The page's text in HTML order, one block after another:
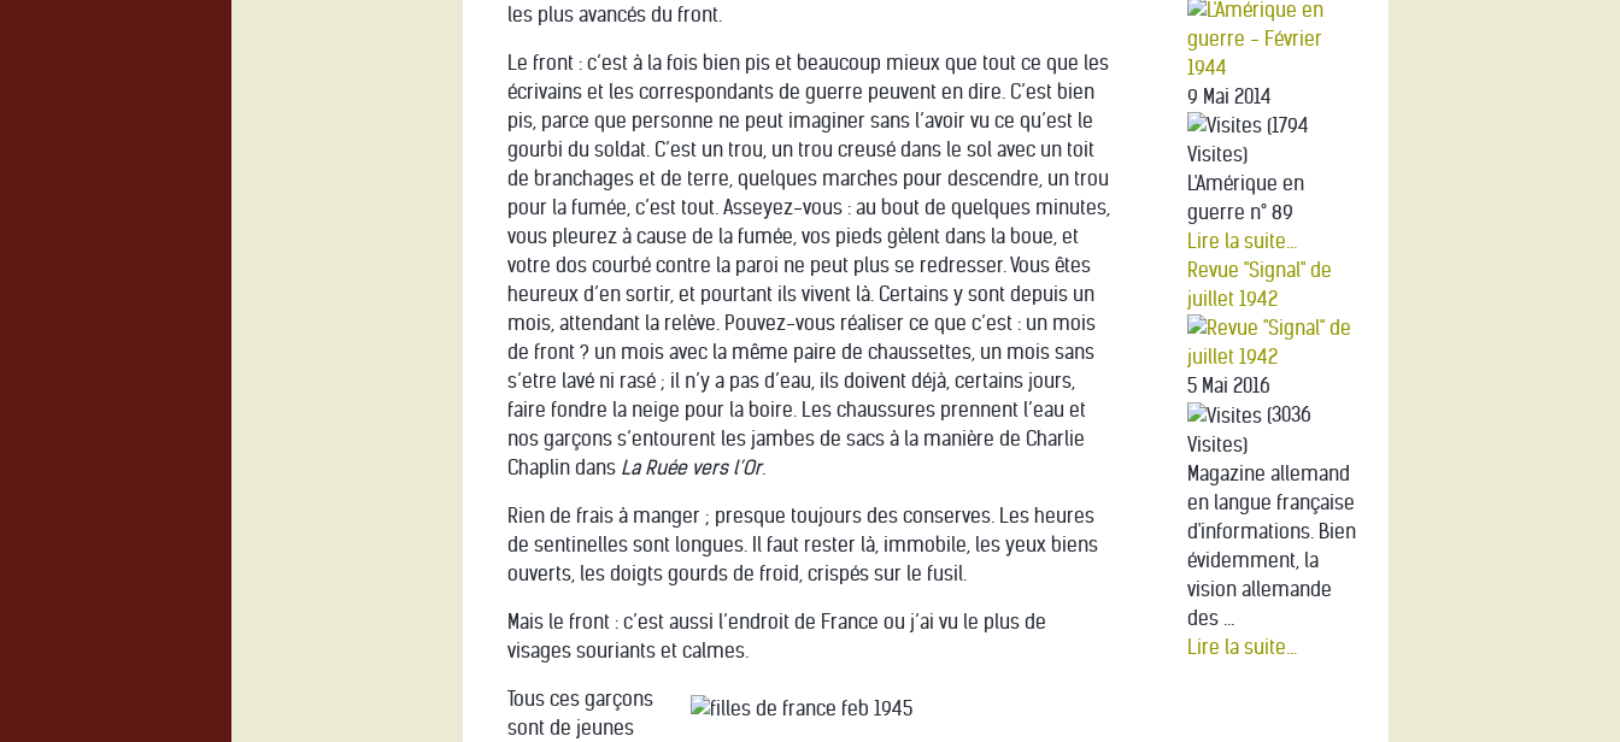
les plus avancés du front.
Le front : c’est à la fois bien pis et beaucoup mieux que tout ce que les
écrivains et les correspondants de guerre peuvent en dire. C’est bien
pis, parce que personne ne peut imaginer sans l’avoir vu ce qu’est le
gourbi du soldat. C’est un trou, un trou creusé dans le sol avec un toit
de branchages et de terre, quelques marches pour descendre, un trou
pour la fumée, c’est tout. Asseyez-vous : au bout de quelques minutes,
vous pleurez à cause de la fumée, vos pieds gèlent dans la boue, et
votre dos courbé contre la paroi ne peut plus se redresser. Vous êtes
heureux d’en sortir, et pourtant ils vivent là. Certains y sont depuis un
mois, attendant la relève. Pouvez-vous réaliser ce que c’est : un mois
de front ? un mois avec la même paire de chaussettes, un mois sans
s’etre lavé ni rasé ; il n’y a pas d’eau, ils doivent déjà, certains jours,
faire fondre la neige pour la boire. Les chaussures prennent l’eau et
nos garçons s’entourent les jambes de sacs à la manière de Charlie
Chaplin dans La Ruée vers l’Or.
Rien de frais à manger ; presque toujours des conserves. Les heures
de sentinelles sont longues. Il faut rester là, immobile, les yeux biens
ouverts, les doigts gourds de froid, crispés sur le fusil.
Mais le front : c’est aussi l’endroit de France ou j’ai vu le plus de
visages souriants et calmes.
Tous ces garçons
sont de jeunes
9 Mai 2014
(1794
Visites)
L'Amérique en
guerre n° 89
Lire la suite...
Revue "Signal" de
juillet 1942
5 Mai 2016
(3036
Visites)
Magazine allemand
en langue française
d'informations. Bien
évidemment, la
vision allemande
des ...
Lire la suite...